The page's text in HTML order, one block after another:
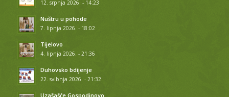
12. srpnja 2026. - 14:23
Nuštru u pohode
7. lipnja 2026. - 18:02
Tijelovo
4. lipnja 2026. - 21:36
Duhovsko bdijenje
22. svibnja 2026. - 21:32
Uzašašće Gospodinovo